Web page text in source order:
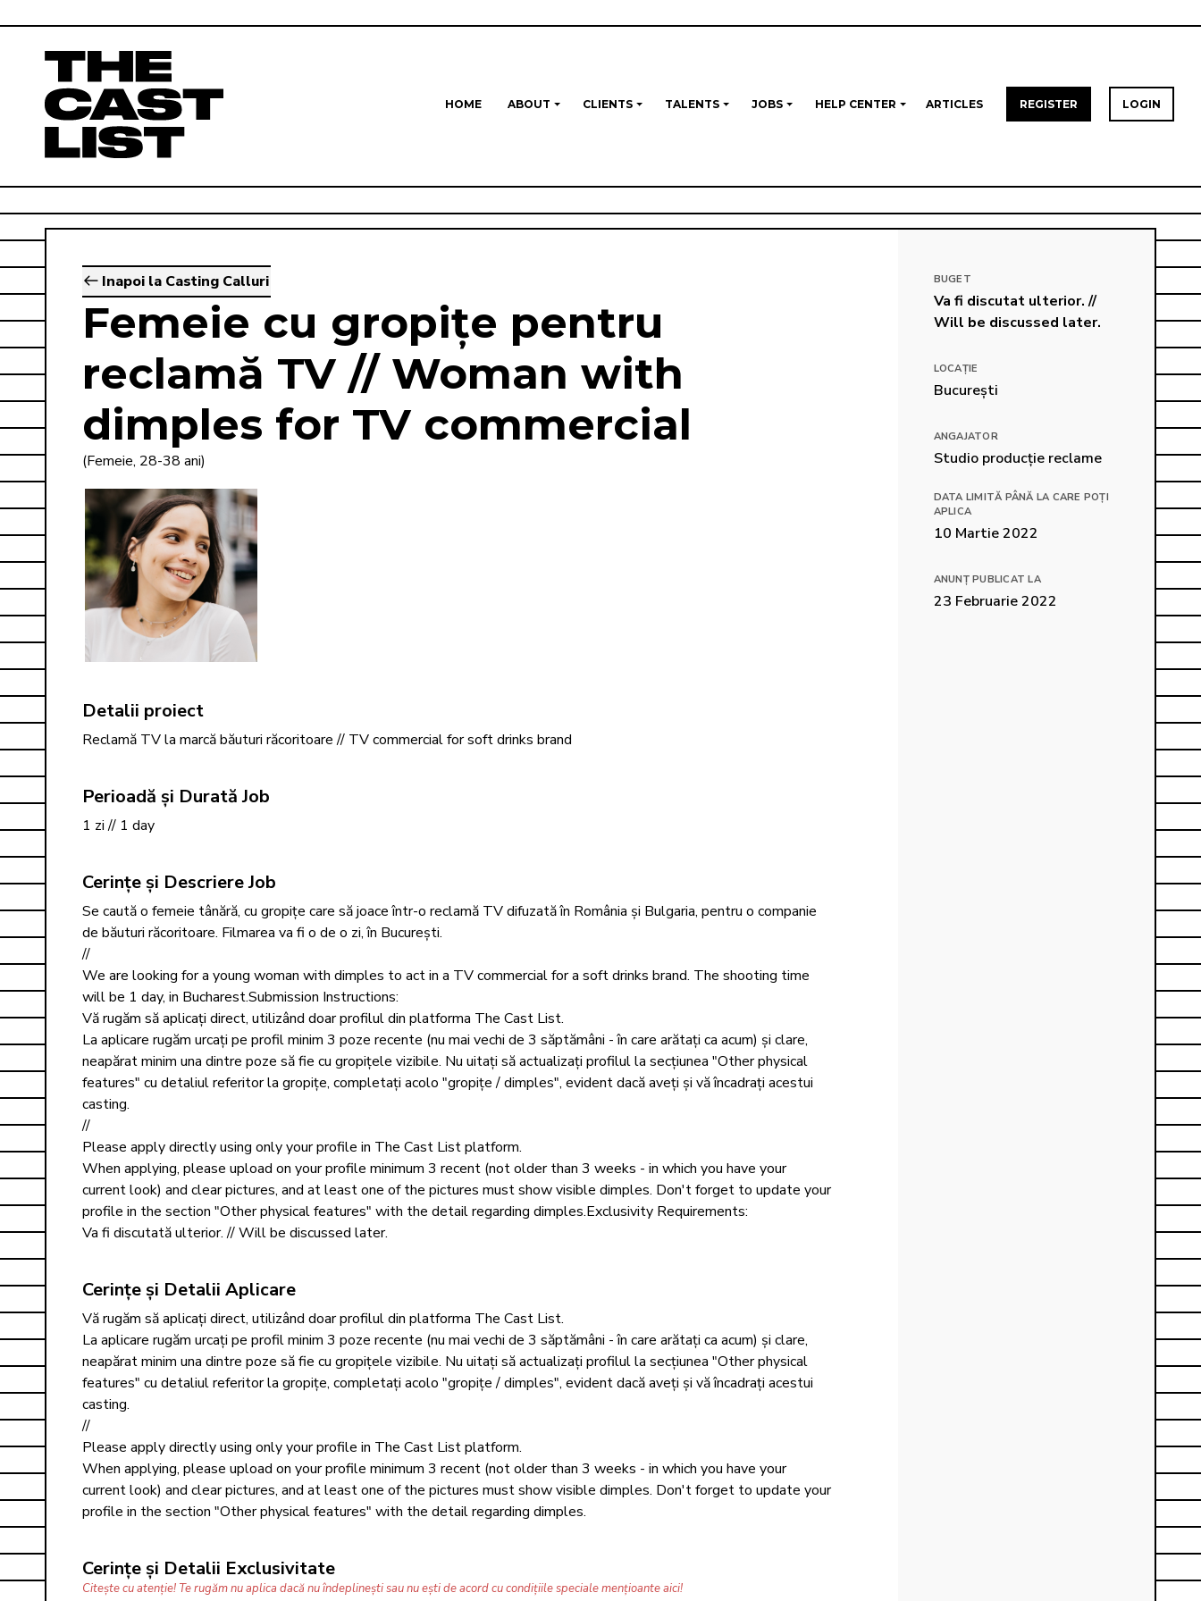
HOME ABOUT CLIENTS TALENTS JOBS HELP CENTER ARTICLES REGISTER LOGIN
Inapoi la Casting Calluri
Femeie cu gropițe pentru
reclamă TV // Woman with
dimples for TV commercial
(Femeie, 28-38 ani)
Detalii proiect
Reclamă TV la marcă băuturi răcoritoare // TV commercial for soft drinks brand
Perioadă și Durată Job
1 zi // 1 day
Cerințe și Descriere Job
Se caută o femeie tânără, cu gropițe care să joace într-o reclamă TV difuzată în România și Bulgaria, pentru o companie
de băuturi răcoritoare. Filmarea va fi o de o zi, în București.
//
We are looking for a young woman with dimples to act in a TV commercial for a soft drinks brand. The shooting time
will be 1 day, in Bucharest.Submission Instructions:
Vă rugăm să aplicați direct, utilizând doar profilul din platforma The Cast List.
La aplicare rugăm urcați pe profil minim 3 poze recente (nu mai vechi de 3 săptămâni - în care arătați ca acum) și clare,
neapărat minim una dintre poze să fie cu gropițele vizibile. Nu uitați să actualizați profilul la secțiunea "Other physical
features" cu detaliul referitor la gropițe, completați acolo "gropițe / dimples", evident dacă aveți și vă încadrați acestui
casting.
//
Please apply directly using only your profile in The Cast List platform.
When applying, please upload on your profile minimum 3 recent (not older than 3 weeks - in which you have your
current look) and clear pictures, and at least one of the pictures must show visible dimples. Don't forget to update your
profile in the section "Other physical features" with the detail regarding dimples.Exclusivity Requirements:
Va fi discutată ulterior. // Will be discussed later.
Cerințe și Detalii Aplicare
Vă rugăm să aplicați direct, utilizând doar profilul din platforma The Cast List.
La aplicare rugăm urcați pe profil minim 3 poze recente (nu mai vechi de 3 săptămâni - în care arătați ca acum) și clare,
neapărat minim una dintre poze să fie cu gropițele vizibile. Nu uitați să actualizați profilul la secțiunea "Other physical
features" cu detaliul referitor la gropițe, completați acolo "gropițe / dimples", evident dacă aveți și vă încadrați acestui
casting.
//
Please apply directly using only your profile in The Cast List platform.
When applying, please upload on your profile minimum 3 recent (not older than 3 weeks - in which you have your
current look) and clear pictures, and at least one of the pictures must show visible dimples. Don't forget to update your
profile in the section "Other physical features" with the detail regarding dimples.
Cerințe și Detalii Exclusivitate
Citește cu atenție! Te rugăm nu aplica dacă nu îndeplinești sau nu ești de acord cu condițiile speciale mențioante aici!
BUGET
Va fi discutat ulterior. //
Will be discussed later.
LOCAȚIE
București
ANGAJATOR
Studio producție reclame
DATA LIMITĂ PÂNĂ LA CARE POȚI
APLICA
10 Martie 2022
ANUNȚ PUBLICAT LA
23 Februarie 2022